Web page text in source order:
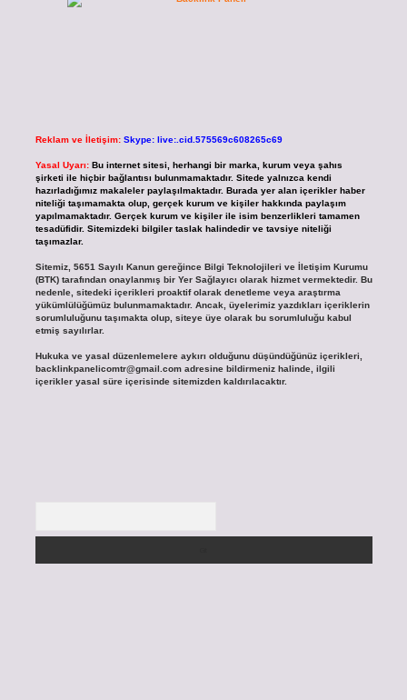
Reklam ve İletişim: Skype: live:.cid.575569c608265c69
Yasal Uyarı: Bu internet sitesi, herhangi bir marka, kurum veya şahıs
şirketi ile hiçbir bağlantısı bulunmamaktadır. Sitede yalnızca kendi
hazırladığımız makaleler paylaşılmaktadır. Burada yer alan içerikler haber
niteliği taşımamakta olup, gerçek kurum ve kişiler hakkında paylaşım
yapılmamaktadır. Gerçek kurum ve kişiler ile isim benzerlikleri tamamen
tesadüfidir. Sitemizdeki bilgiler taslak halindedir ve tavsiye niteliği
taşımazlar.
Sitemiz, 5651 Sayılı Kanun gereğince Bilgi Teknolojileri ve İletişim Kurumu
(BTK) tarafından onaylanmış bir Yer Sağlayıcı olarak hizmet vermektedir. Bu
nedenle, sitedeki içerikleri proaktif olarak denetleme veya araştırma
yükümlülüğümüz bulunmamaktadır. Ancak, üyelerimiz yazdıkları içeriklerin
sorumluluğunu taşımakta olup, siteye üye olarak bu sorumluluğu kabul
etmiş sayılırlar.
Hukuka ve yasal düzenlemelere aykırı olduğunu düşündüğünüz içerikleri,
backlinkpanelicomtr@gmail.comadresine bildirmeniz halinde, ilgili
içerikler yasal süre içerisinde sitemizden kaldırılacaktır.